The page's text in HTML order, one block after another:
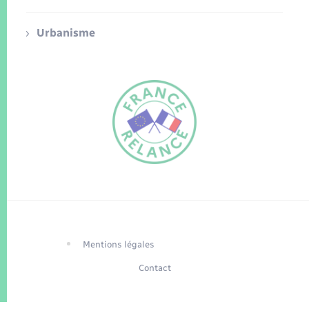
Urbanisme
Mentions légales
Contact